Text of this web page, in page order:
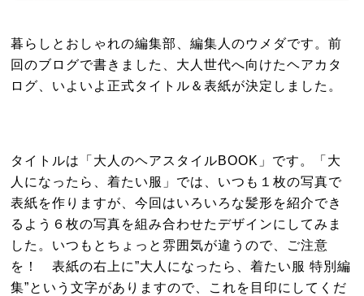
暮らしとおしゃれの編集部、編集人のウメダです。前
回のブログで書きました、大人世代へ向けたヘアカタ
ログ、いよいよ正式タイトル＆表紙が決定しました。
タイトルは「大人のヘアスタイルBOOK」です。「大
人になったら、着たい服」では、いつも１枚の写真で
表紙を作りますが、今回はいろいろな髪形を紹介でき
るよう６枚の写真を組み合わせたデザインにしてみま
した。いつもとちょっと雰囲気が違うので、ご注意
を！ 表紙の右上に”大人になったら、着たい服 特別編
集”という文字がありますので、これを目印にしてくだ